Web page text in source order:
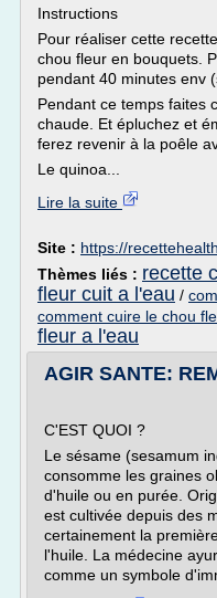
Instructions
Pour réaliser cette
chou fleur en bouquets.
pendant 40 minutes env
Pendant ce temps faites
chaude. Et épluchez et
ferez revenir à la poêle
Le quinoa...
Lire la suite
Site : https://
Thèmes liés : recette
fleur cuit a l'eau /
comment cuire le chou
fleur a l'eau
AGIR SANTE:
C'EST QUOI ?
Le sésame (sesamum
consomme les graines
d'huile ou en purée.
est cultivée depuis des
certainement la
l'huile. La médecine
comme un symbole